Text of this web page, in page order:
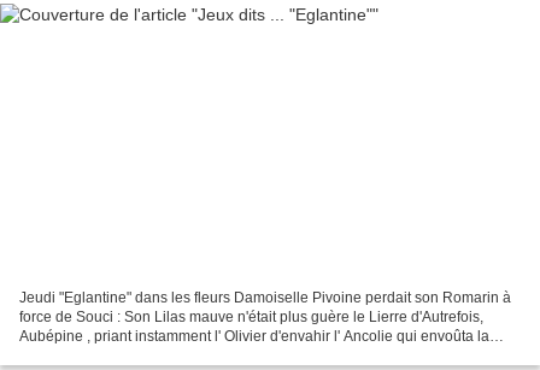
Jeudi "Eglantine" dans les fleurs Damoiselle Pivoine perdait son Romarin à
force de Souci : Son Lilas mauve n'était plus guère le Lierre d'Autrefois,
Aubépine , priant instamment l' Olivier d'envahir l' Ancolie qui envoûta la